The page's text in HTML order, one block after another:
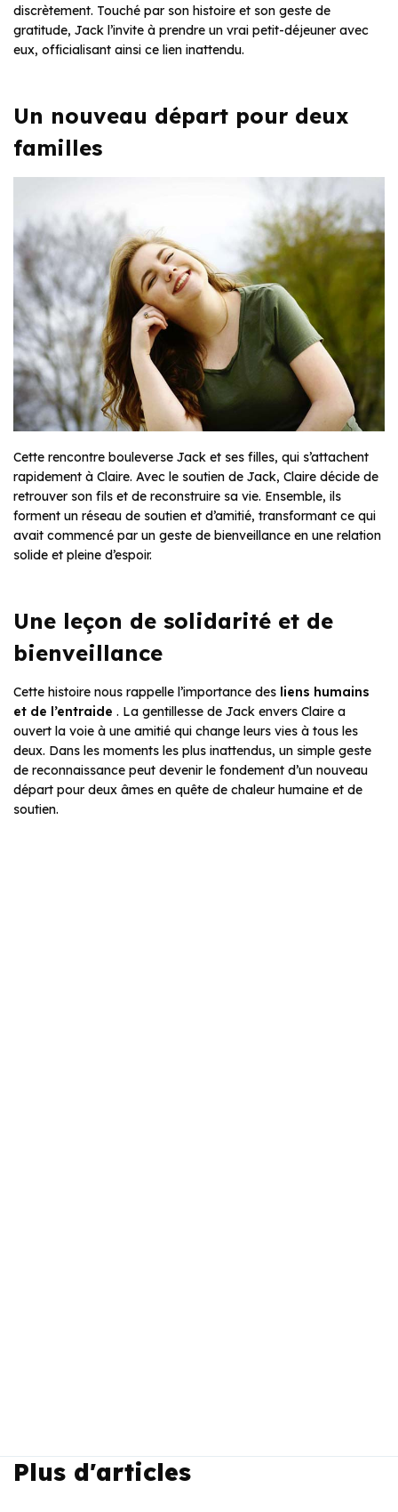
discrètement. Touché par son histoire et son geste de
gratitude, Jack l’invite à prendre un vrai petit-déjeuner avec
eux, officialisant ainsi ce lien inattendu.
Un nouveau départ pour deux
familles
Cette rencontre bouleverse Jack et ses filles, qui s’attachent
rapidement à Claire. Avec le soutien de Jack, Claire décide de
retrouver son fils et de reconstruire sa vie. Ensemble, ils
forment un réseau de soutien et d’amitié, transformant ce qui
avait commencé par un geste de bienveillance en une relation
solide et pleine d’espoir.
Une leçon de solidarité et de
bienveillance
Cette histoire nous rappelle l’importance des liens humains
et de l’entraide . La gentillesse de Jack envers Claire a
ouvert la voie à une amitié qui change leurs vies à tous les
deux. Dans les moments les plus inattendus, un simple geste
de reconnaissance peut devenir le fondement d’un nouveau
départ pour deux âmes en quête de chaleur humaine et de
soutien.
Plus d'articles